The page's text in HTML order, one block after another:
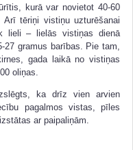
kurā var novietot 40-60
tēriņi vistiņu uzturēšanai
lieli – lielās vistiņas dienā
27 gramus barības. Pie tam,
gada laikā no vistiņas
oliņas.
ka drīz vien arvien
pagalmos vistas, pīles
ar paipaliņām.